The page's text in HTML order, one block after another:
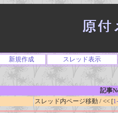
新規作成 スレッド表示
記事
スレッド内ページ移動 / << [